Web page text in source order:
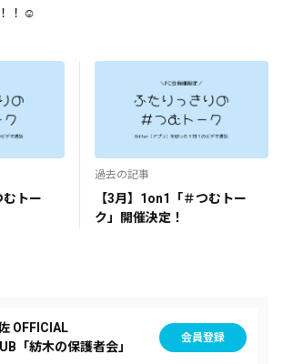
！☺️
りがとう‼️
むトー
過去の記事
【3月】1on1「＃つむトー
ク」開催決定！
OFFICIAL
「紡木の保護者会」
会員登録